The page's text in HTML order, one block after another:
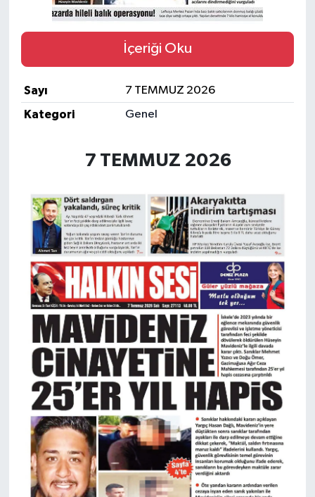
İçeriği Oku
Sayı
7 TEMMUZ 2026
Kategori
Genel
7 TEMMUZ 2026